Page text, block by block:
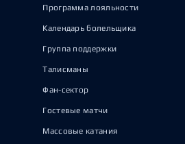
Программа лояльности
Календарь болельщика
Группа поддержки
Талисманы
Фан-сектор
Гостевые матчи
Массовые катания